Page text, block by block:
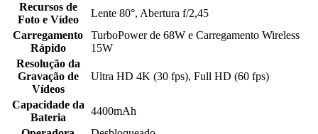
Recursos de
Foto e Vídeo
Lente 80°, Abertura f/2,45
Carregamento
Rápido
TurboPower de 68W e Carregamento Wireless
15W
Resolução da
Gravação de
Vídeos
Ultra HD 4K (30 fps), Full HD (60 fps)
Capacidade da
Bateria
4400mAh